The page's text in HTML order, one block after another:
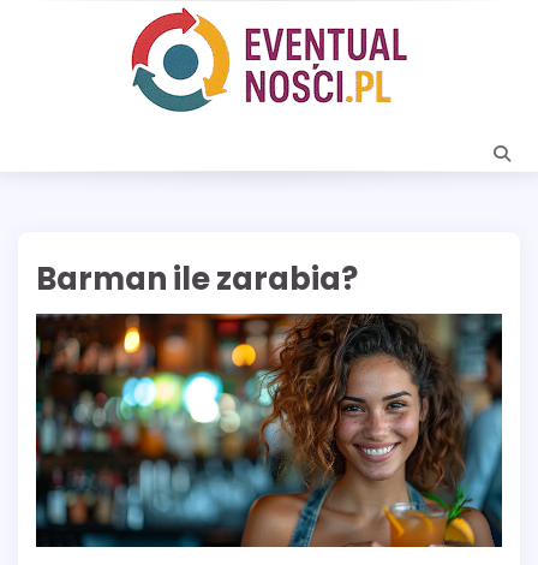
Barman ile zarabia?